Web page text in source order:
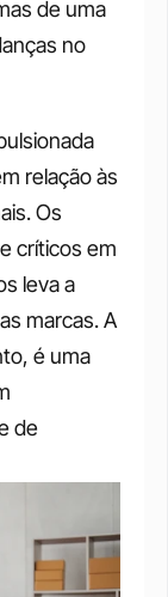
de uma
no
relação às
Os
críticos em
leva a
marcas. A
é uma
de